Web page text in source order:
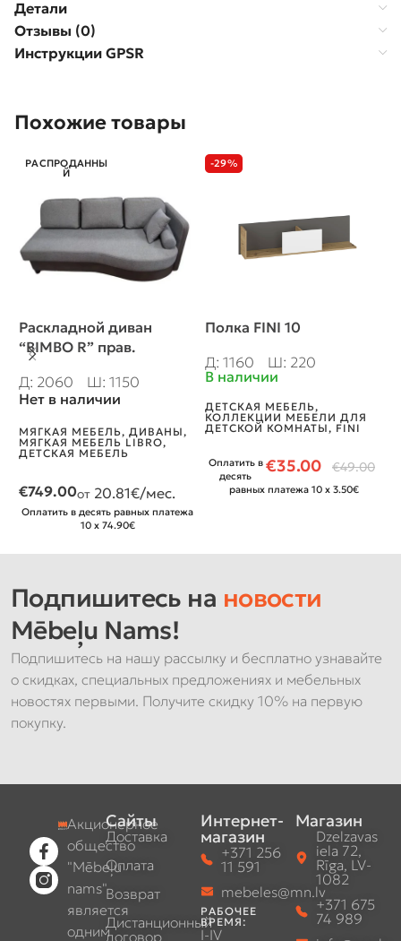
Детали
Отзывы (0)
Инструкции GPSR
Похожие товары
РАСПРОДАННЫ
Й
Раскладной диван
“BIMBO R” прав.
Д: 2060
Ш: 1150
Нет в наличии
МЯГКАЯ МЕБЕЛЬ, ДИВАНЫ,
МЯГКАЯ МЕБЕЛЬ LIBRO,
ДЕТСКАЯ МЕБЕЛЬ
€749.00от 20.81€/мес.
Оплатить в десять равных платежа
10 x 74.90€
-29%
Полка FINI 10
Д: 1160
Ш: 220
В наличии
ДЕТСКАЯ МЕБЕЛЬ,
КОЛЛЕКЦИИ МЕБЕЛИ ДЛЯ
ДЕТСКОЙ КОМНАТЫ, FINI
€35.00 €49.00
Оплатить в
десять
равных платежа 10 x 3.50€
Подпишитесь на новости
Mēbeļu Nams!
Подпишитесь на нашу рассылку и бесплатно узнавайте
о скидках, специальных предложениях и мебельных
новостях первыми. Получите скидку 10% на первую
покупку.
Акционерное
общество
"Mēbeļu
nams"
является
одним
Сайты
Доставка
Оплата
Возврат
Дистанционный
договор
Интернет-
магазин
+371 256
11 591
mebeles@mn.lv
РАБОЧЕЕ
ВРЕМЯ:
I-IV
Магазин
Dzelzavas
iela 72,
Rīga, LV-
1082
+371 675
74 989